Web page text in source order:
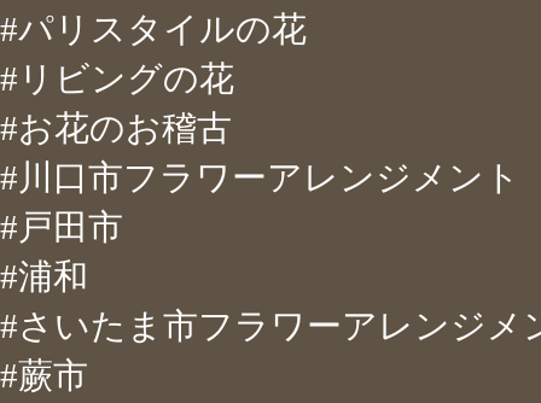
#パリスタイルの花
#リビングの花
#お花のお稽古
#川口市フラワーアレンジメント
#戸田市
#浦和
#さいたま市フラワーアレンジメ
#蕨市